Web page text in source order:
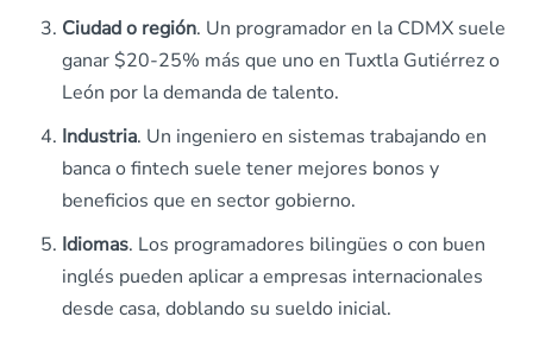
Ciudad o región. Un programador en la CDMX suele
ganar $20-25% más que uno en Tuxtla Gutiérrez o
León por la demanda de talento.
Industria. Un ingeniero en sistemas trabajando en
banca o fintech suele tener mejores bonos y
beneficios que en sector gobierno.
Idiomas. Los programadores bilingües o con buen
inglés pueden aplicar a empresas internacionales
desde casa, doblando su sueldo inicial.